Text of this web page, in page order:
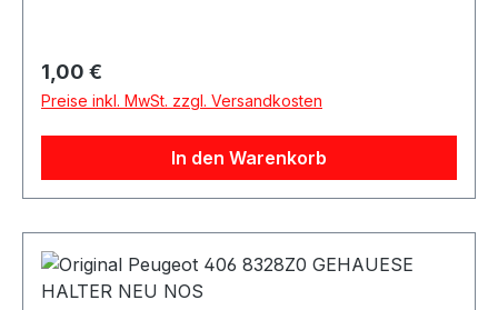
Regulärer Preis:
1,00 €
Preise inkl. MwSt. zzgl. Versandkosten
In den Warenkorb